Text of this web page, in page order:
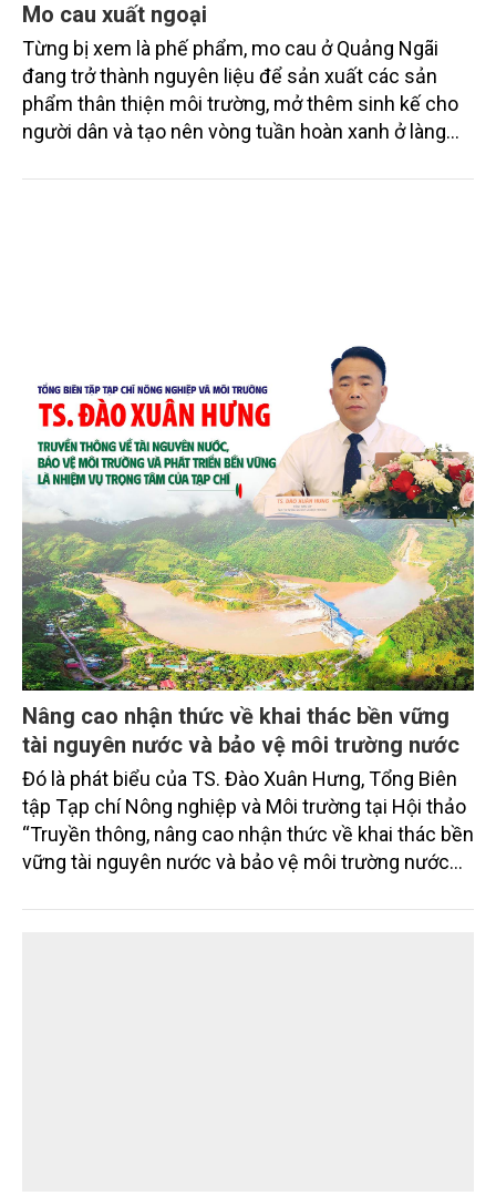
Mo cau xuất ngoại
Từng bị xem là phế phẩm, mo cau ở Quảng Ngãi
đang trở thành nguyên liệu để sản xuất các sản
phẩm thân thiện môi trường, mở thêm sinh kế cho
người dân và tạo nên vòng tuần hoàn xanh ở làng
chén, dĩa... từ mo cau đã được thị trường trong nước
Nâng cao nhận thức về khai thác bền vững
tài nguyên nước và bảo vệ môi trường nước
Đó là phát biểu của TS. Đào Xuân Hưng, Tổng Biên
tập Tạp chí Nông nghiệp và Môi trường tại Hội thảo
“Truyền thông, nâng cao nhận thức về khai thác bền
vững tài nguyên nước và bảo vệ môi trường nước
trường phối hợp với Sở Nông nghiệp và Môi trường